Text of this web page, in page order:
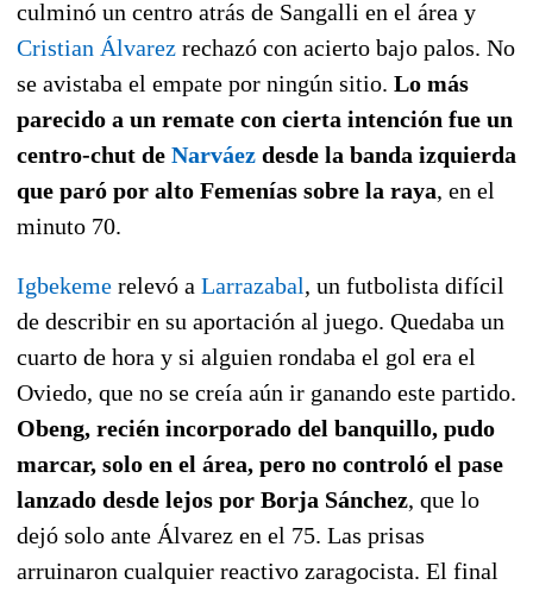
culminó un centro atrás de Sangalli en el área y
Cristian Álvarez rechazó con acierto bajo palos. No
se avistaba el empate por ningún sitio. Lo más
parecido a un remate con cierta intención fue un
centro-chut de Narváez desde la banda izquierda
que paró por alto Femenías sobre la raya, en el
minuto 70.
Igbekeme relevó a Larrazabal, un futbolista difícil
de describir en su aportación al juego. Quedaba un
cuarto de hora y si alguien rondaba el gol era el
Oviedo, que no se creía aún ir ganando este partido.
Obeng, recién incorporado del banquillo, pudo
marcar, solo en el área, pero no controló el pase
lanzado desde lejos por Borja Sánchez, que lo
dejó solo ante Álvarez en el 75. Las prisas
arruinaron cualquier reactivo zaragocista. El final